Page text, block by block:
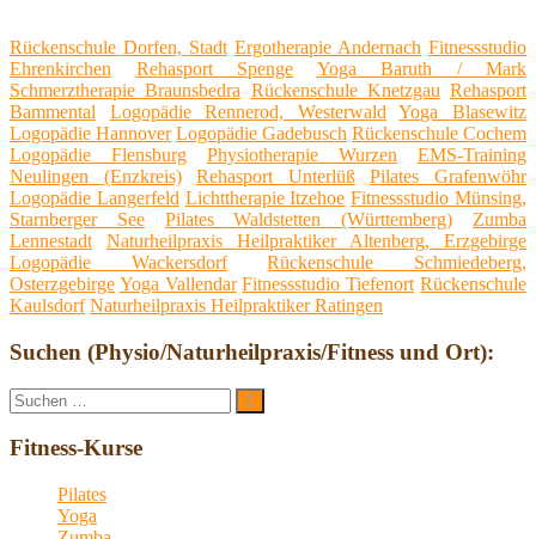
Rückenschule Dorfen, Stadt Ergotherapie Andernach Fitnessstudio
Ehrenkirchen
Rehasport Spenge
Yoga Baruth / Mark
Schmerztherapie Braunsbedra Rückenschule Knetzgau Rehasport
Bammental
Logopädie Rennerod, Westerwald
Yoga Blasewitz
Logopädie Hannover Logopädie Gadebusch Rückenschule Cochem
Logopädie Flensburg
Physiotherapie Wurzen
EMS-Training
Neulingen (Enzkreis)
Rehasport Unterlüß
Pilates Grafenwöhr
Logopädie Langerfeld Lichttherapie Itzehoe Fitnessstudio Münsing,
Starnberger See
Pilates Waldstetten (Württemberg)
Zumba
Lennestadt
Naturheilpraxis Heilpraktiker Altenberg, Erzgebirge
Logopädie Wackersdorf
Rückenschule Schmiedeberg,
Osterzgebirge Yoga Vallendar Fitnessstudio Tiefenort Rückenschule
Kaulsdorf Naturheilpraxis Heilpraktiker Ratingen
Suchen (Physio/Naturheilpraxis/Fitness und Ort):
Suche
nach:
Suchen
Fitness-Kurse
Pilates
Yoga